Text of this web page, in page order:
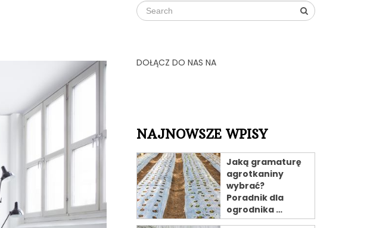
DOŁĄCZ DO NAS NA
NAJNOWSZE WPISY
Jaką gramaturę
agrotkaniny
wybrać?
Poradnik dla
ogrodnika …